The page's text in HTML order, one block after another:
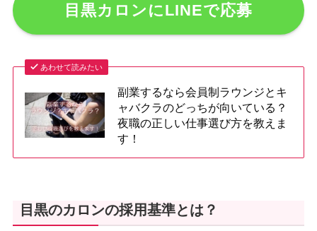
目黒カロンにLINEで応募
あわせて読みたい
副業するなら会員制ラウンジとキ
ャバクラのどっちが向いている？
夜職の正しい仕事選び方を教えま
す！
目黒のカロンの採用基準とは？